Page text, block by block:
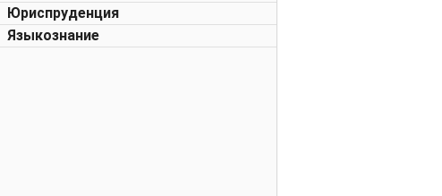
Юриспруденция
Языкознание